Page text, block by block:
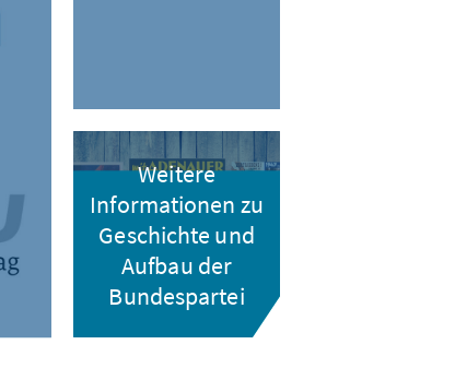
Weitere
Informationen zu
Geschichte und
Aufbau der
Bundespartei